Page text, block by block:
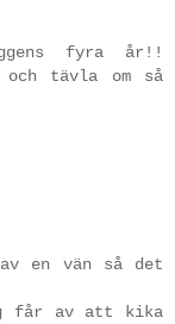
fyra år!!
tävla om så
en vän så det
får av att kika